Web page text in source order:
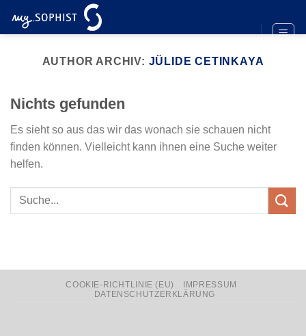
Inhalt
AUTHOR ARCHIV: JÜLIDE CETINKAYA
Nichts gefunden
Es sieht so aus das wir das wonach sie schauen nicht
finden können. Vielleicht kann ihnen eine Suche weiter
helfen.
COOKIE-RICHTLINIE (EU)
IMPRESSUM
DATENSCHUTZERKLÄRUNG